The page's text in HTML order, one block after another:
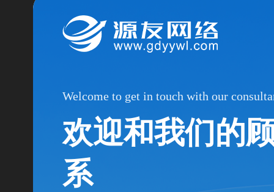
Welcome to get in touch with our
欢迎和我们的
系